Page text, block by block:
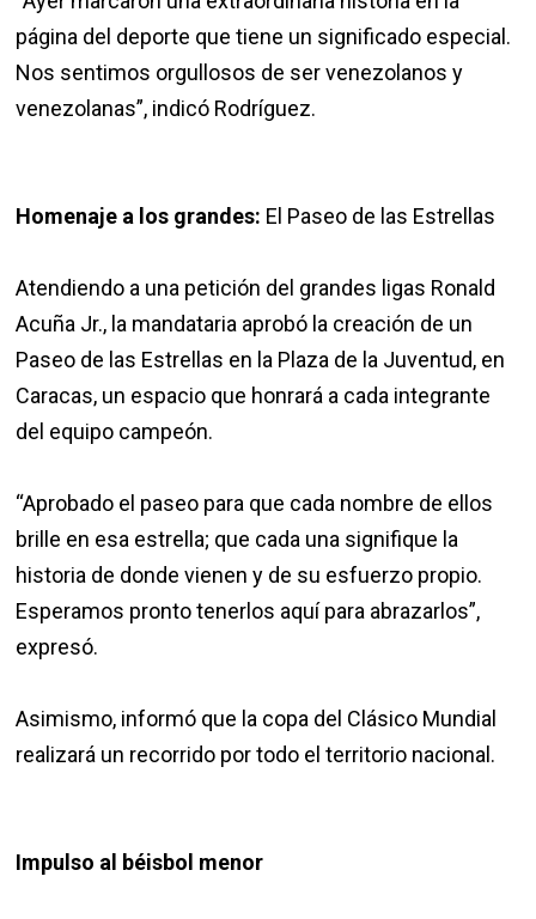
página del deporte que tiene un significado especial.
Nos sentimos orgullosos de ser venezolanos y
venezolanas”, indicó Rodríguez.
Homenaje a los grandes: El Paseo de las Estrellas
Atendiendo a una petición del grandes ligas Ronald
Acuña Jr., la mandataria aprobó la creación de un
Paseo de las Estrellas en la Plaza de la Juventud, en
Caracas, un espacio que honrará a cada integrante
del equipo campeón.
“Aprobado el paseo para que cada nombre de ellos
brille en esa estrella; que cada una signifique la
historia de donde vienen y de su esfuerzo propio.
Esperamos pronto tenerlos aquí para abrazarlos”,
expresó.
Asimismo, informó que la copa del Clásico Mundial
realizará un recorrido por todo el territorio nacional.
Impulso al béisbol menor